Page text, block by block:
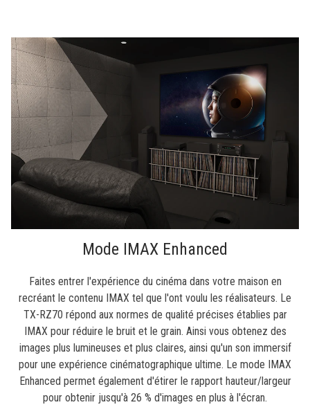
Mode IMAX Enhanced
Faites entrer l'expérience du cinéma dans votre maison en
recréant le contenu IMAX tel que l'ont voulu les réalisateurs. Le
TX-RZ70 répond aux normes de qualité précises établies par
IMAX pour réduire le bruit et le grain. Ainsi vous obtenez des
images plus lumineuses et plus claires, ainsi qu'un son immersif
pour une expérience cinématographique ultime. Le mode IMAX
Enhanced permet également d'étirer le rapport hauteur/largeur
pour obtenir jusqu'à 26 % d'images en plus à l'écran.